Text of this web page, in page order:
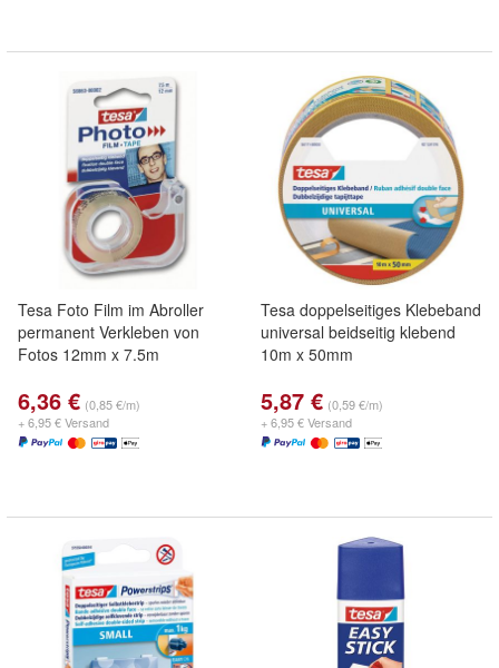
Tesa Foto Film im Abroller
permanent Verkleben von
Fotos 12mm x 7.5m
6,36 € (0,85 €/m)
+ 6,95 € Versand
Tesa doppelseitiges Klebeband
universal beidseitig klebend
10m x 50mm
5,87 € (0,59 €/m)
+ 6,95 € Versand